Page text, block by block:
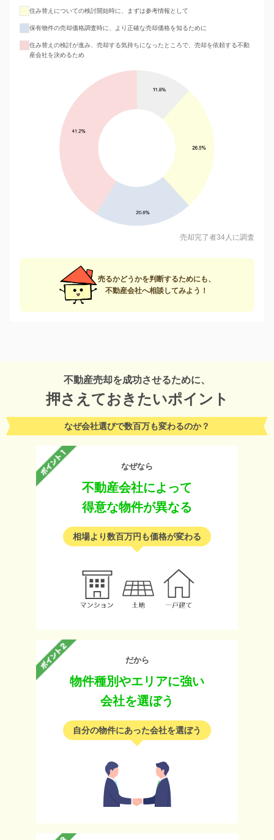
住み替えについての検討開始時に、まずは参考情報として
保有物件の売却価格調査時に、より正確な売却価格を知るために
住み替えの検討が進み、売却する気持ちになったところで、売却を依頼する不動
産会社を決めるため
売却完了者34人に調査
売るかどうかを判断するためにも、
不動産会社へ相談してみよう！
不動産売却を成功させるために、
押さえておきたいポイント
なぜ会社選びで数百万も変わるのか？
なぜなら
不動産会社によって
得意な物件が異なる
相場より数百万円も価格が変わる
だから
物件種別やエリアに強い
会社を選ぼう
自分の物件にあった会社を選ぼう